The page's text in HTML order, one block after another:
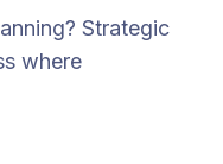
Strategic
where